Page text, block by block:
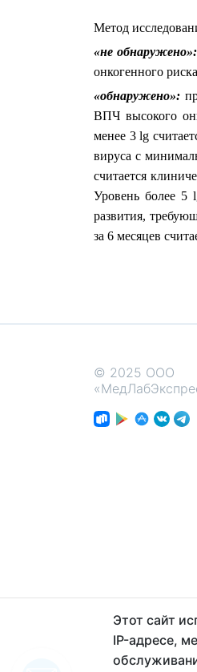
Этот сайт
IP-адресе,
Метод
«не
онкогенного
«обнаружено»:
ВПЧ высокого
менее 3 lg
вируса с
считается
Уровень более 5
развития,
за 6 месяцев
© 2025 ООО